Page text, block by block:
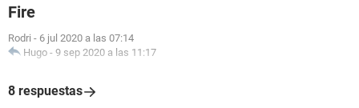
Fire
Rodri - 6 jul 2020 a las 07:14
Hugo - 9 sep 2020 a las 11:17
8 respuestas